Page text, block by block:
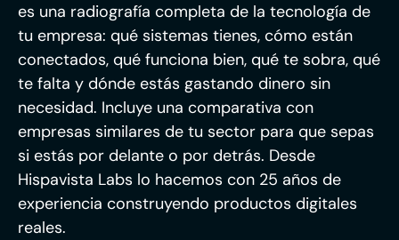
es una radiografía completa de la tecnología de
tu empresa: qué sistemas tienes, cómo están
conectados, qué funciona bien, qué te sobra, qué
te falta y dónde estás gastando dinero sin
necesidad. Incluye una comparativa con
empresas similares de tu sector para que sepas
si estás por delante o por detrás. Desde
Hispavista Labs lo hacemos con 25 años de
experiencia construyendo productos digitales
reales.